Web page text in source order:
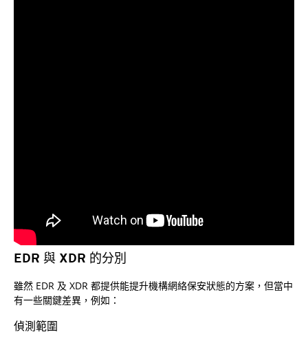
EDR 與 XDR 的分別
雖然 EDR 及 XDR 都提供能提升機構網絡保安狀態的方案，但當中
有一些關鍵差異，例如：
偵測範圍